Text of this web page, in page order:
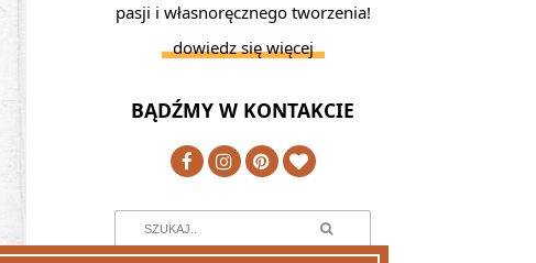
pasji i własnoręcznego tworzenia!
dowiedz się więcej
BĄDŹMY W KONTAKCIE